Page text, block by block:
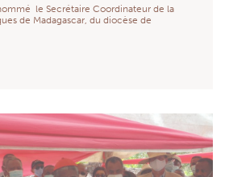
le Secrétaire Coordinateur de la
de Madagascar, du diocèse de